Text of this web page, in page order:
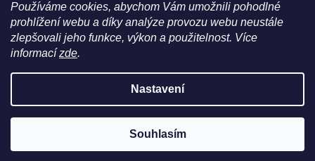
Používáme cookies, abychom Vám umožnili pohodlné
prohlížení webu a díky analýze provozu webu neustále
zlepšovali jeho funkce, výkon a použitelnost. Více
informacízde.
Nastavení
Souhlasím
Facebook
Copyright 2026EMMY’S | ZLATÉ ŠPERKY. Všechna práva
vyhrazena.